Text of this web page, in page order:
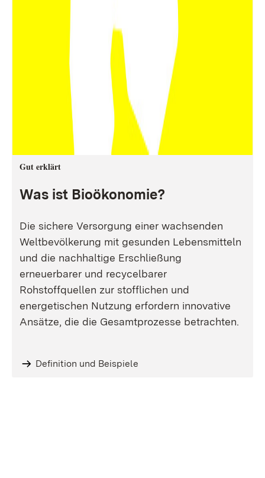
Gut erklärt
Was ist Bioökonomie?
Die sichere Versorgung einer wachsenden
Weltbevölkerung mit gesunden Lebensmitteln
und die nachhaltige Erschließung
erneuerbarer und recycelbarer
Rohstoffquellen zur stofflichen und
energetischen Nutzung erfordern innovative
Ansätze, die die Gesamtprozesse betrachten.
Definition und Beispiele